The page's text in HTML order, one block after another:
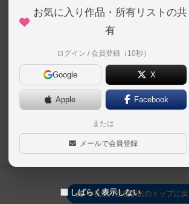
75名
先にゲームBを紹介します。
戦の例にします。まずライト
ムエントリー（１０人選手カ
区間エントリーをスムースに
ばランクS（大エース）・A（
エース）・C（レギュラー）
ブ）が１枚ずつになる...
大賢者
奉祝江戸京都駅伝のトップに戻
お気に入り作品・所有リストの共
有
ログイン / 会員登録（10秒）
Google X
Apple Facebook
または
メールで会員登録
しばらく表示しない